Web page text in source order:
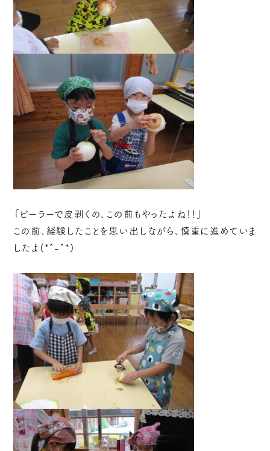
「ピーラーで皮剥くの、この前もやったよね！！」
この前、経験したことを思い出しながら、慎重に進めていま
したよ(*^-^*)